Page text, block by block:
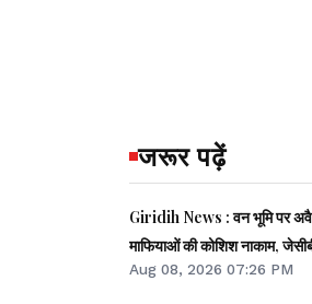
जरूर पढ़ें
Giridih News : वन भूमि पर
माफियाओं की कोशिश नाकाम,
Aug 08, 2026 07:26 PM